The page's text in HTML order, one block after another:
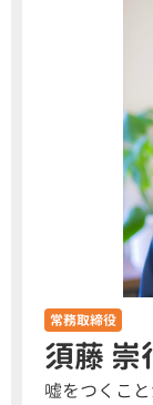
常務取締役
須藤 崇
嘘をつくこ